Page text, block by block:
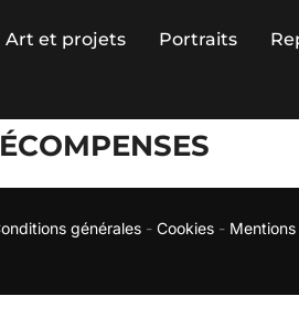
Art et projets Portraits
générales - Cookies -